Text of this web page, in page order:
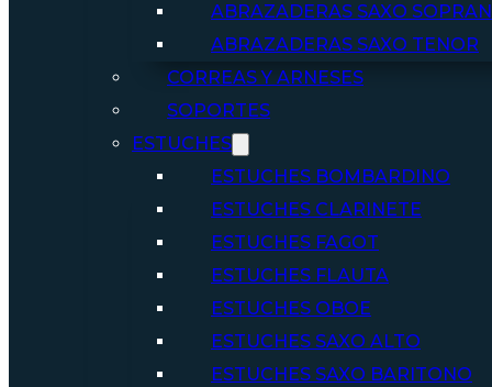
ABRAZADERAS SAXO
ABRAZADERAS SAXO TENOR
CORREAS Y ARNESES
SOPORTES
ESTUCHES
ESTUCHES BOMBARDINO
ESTUCHES CLARINETE
ESTUCHES FAGOT
ESTUCHES FLAUTA
ESTUCHES OBOE
ESTUCHES SAXO ALTO
ESTUCHES SAXO BARITONO